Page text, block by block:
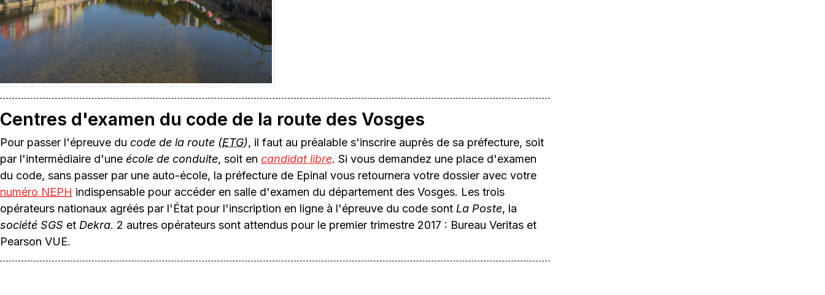
Centres d'examen du code de la route des Vosges
Pour passer l'épreuve du code de la route (ETG), il faut au préalable s'inscrire auprès de sa préfecture, soit
par l'intermédiaire d'une école de conduite, soit en candidat libre. Si vous demandez une place d'examen
du code, sans passer par une auto-école, la préfecture de Epinal vous retournera votre dossier avec votre
numéro NEPH indispensable pour accéder en salle d'examen du département des Vosges. Les trois
opérateurs nationaux agréés par l'État pour l'inscription en ligne à l'épreuve du code sont La Poste, la
société SGS et Dekra. 2 autres opérateurs sont attendus pour le premier trimestre 2017 : Bureau Veritas et
Pearson VUE.